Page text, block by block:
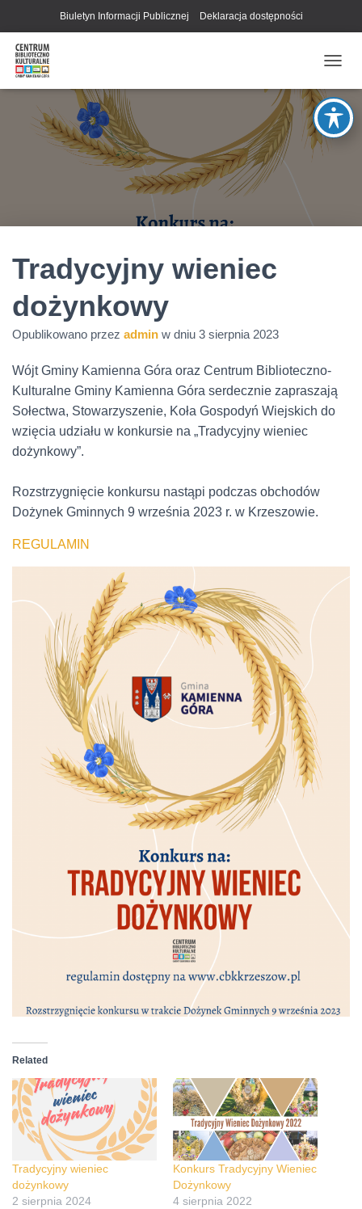
Biuletyn Informacji Publicznej Deklaracja dostępności
R
Z
E
Ł
W
Tradycyjny wieniec
dożynkowy
Opublikowano przez admin w dniu 3 sierpnia 2023
Wójt Gminy Kamienna Góra oraz Centrum Biblioteczno-
Kulturalne Gminy Kamienna Góra serdecznie zapraszają
Sołectwa, Stowarzyszenie, Koła Gospodyń Wiejskich do
wzięcia udziału w konkursie na „Tradycyjny wieniec
dożynkowy”.
Rozstrzygnięcie konkursu nastąpi podczas obchodów
Dożynek Gminnych 9 września 2023 r. w Krzeszowie.
REGULAMIN
Related
Tradycyjny wieniec
dożynkowy
2 sierpnia 2024
Konkurs Tradycyjny Wieniec
Dożynkowy
4 sierpnia 2022